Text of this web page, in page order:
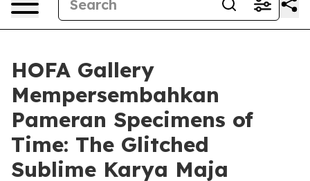
HOFA Gallery
Mempersembahkan
Pameran Specimens of
Time: The Glitched
Sublime Karya Maja